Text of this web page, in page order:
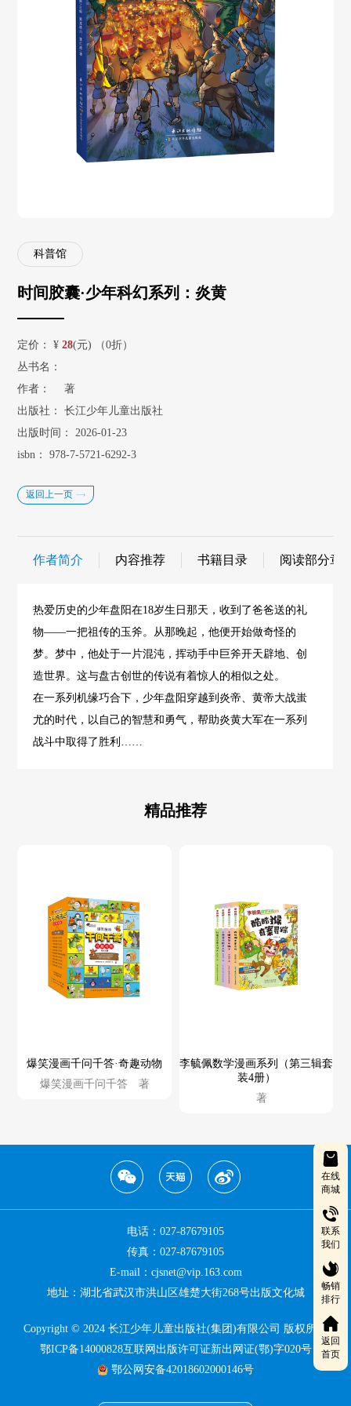
在线
商城
联系
我们
畅销
排行
返回
首页
科普馆
时间胶囊·少年科幻系列：炎黄
定价： ¥28(元) （0折）
丛书名：
作者：
著
出版社：
长江少年儿童出版社
出版时间：
2026-01-23
isbn：
978-7-5721-6292-3
返回上一页
作者简介 内容推荐 书籍目录 阅读部分章
热爱历史的少年盘阳在18岁生日那天，收到了爸爸送的礼
物——一把祖传的玉斧。从那晚起，他便开始做奇怪的
梦。梦中，他处于一片混沌，挥动手中巨斧开天辟地、创
造世界。这与盘古创世的传说有着惊人的相似之处。
在一系列机缘巧合下，少年盘阳穿越到炎帝、黄帝大战蚩
尤的时代，以自己的智慧和勇气，帮助炎黄大军在一系列
战斗中取得了胜利……
精品推荐
爆笑漫画千问千答·奇趣动物
爆笑漫画千问千答 著
李毓佩数学漫画系列（第三辑套
装4册）
著
电话：027-87679105
传真：027-87679105
E-mail：cjsnet@vip.163.com
地址：湖北省武汉市洪山区雄楚大街268号出版文化城
Copyright © 2024 长江少年儿童出版社(集团)有限公司 版权所有
鄂ICP备14000828互联网出版许可证新出网证(鄂)字020号
鄂公网安备42018602000146号